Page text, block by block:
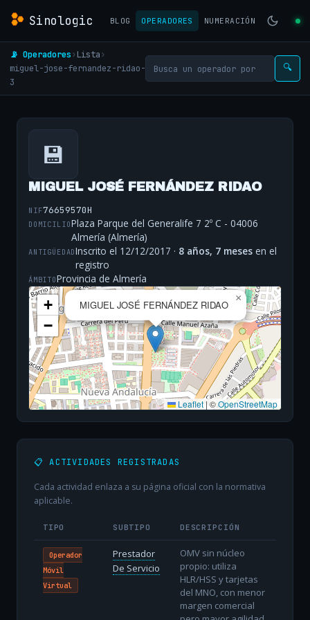
Sinologic BLOG OPERADORES NUMERACIÓN
📡 Operadores› Lista›
miguel-jose-fernandez-ridao-
3
🔍
💾
MIGUEL JOSÉ FERNÁNDEZ RIDAO
NIF76659570H
DOMICILIOPlaza Parque del Generalife 7 2º C - 04006
Almería (Almería)
ANTIGÜEDADInscrito el 12/12/2017 · 8 años, 7 meses en el
registro
ÁMBITOProvincia de Almería
MIGUEL JOSÉ FERNÁNDEZ RIDAO
×
+
−
Leaflet | ©OpenStreetMap
📋 ACTIVIDADES REGISTRADAS
Cada actividad enlaza a su página oficial con la normativa
aplicable.
TIPO SUBTIPO DESCRIPCIÓN
Operador
Móvil
Virtual
Prestador
De Servicio
OMV sin núcleo
propio: utiliza
HLR/HSS y tarjetas
del MNO, con menor
margen comercial